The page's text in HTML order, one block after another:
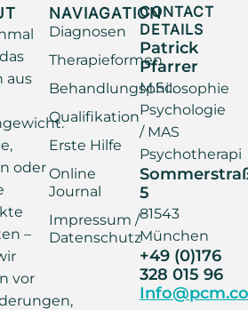
aus
oder
–
vor
NAVIAGATION
Diagnosen
Therapieformen
Behandlungsphilosophie
Qualifikation
Erste Hilfe
Online
Journal
Impressum /
Datenschutz
CONTACT
DETAILS
Patrick
Pfarrer
M.Sc.
Psychologie
/ MAS
Psychotherapi
5
81543
München
+49 (0)176
328 015 96